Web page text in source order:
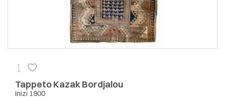
1
Tappeto Kazak Bordjalou
Inizi 1900